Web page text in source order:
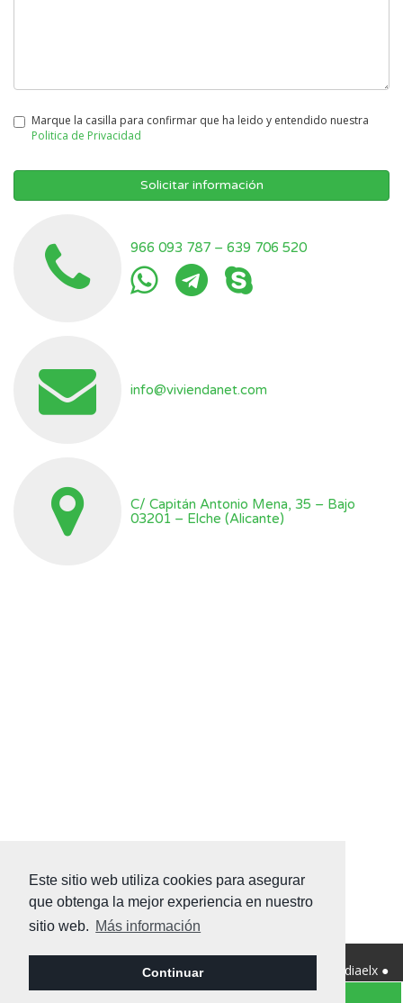
Este sitio web utiliza cookies para asegurar
que obtenga la mejor experiencia en nuestro
sitio web. Más información
Continuar
Marque la casilla para confirmar que ha leido y entendido nuestra
Politica de Privacidad
Solicitar información
966 093 787 – 639 706 520
info@viviendanet.com
C/ Capitán Antonio Mena, 35 – Bajo
03201 – Elche (Alicante)
© 2026 Viviendanet Asesores Inmobiliarios ● Diseño: Mediaelx ●
Nota legal●Privacidad●Mapa Web